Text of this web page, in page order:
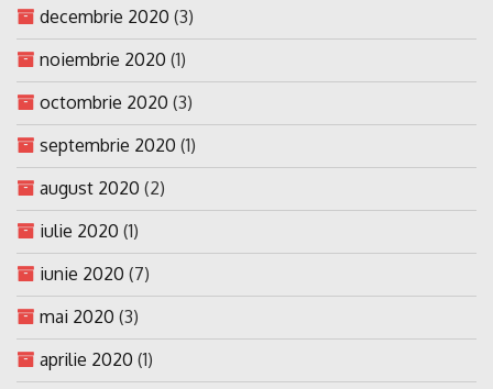
decembrie 2020 (3)
noiembrie 2020 (1)
octombrie 2020 (3)
septembrie 2020 (1)
august 2020 (2)
iulie 2020 (1)
iunie 2020 (7)
mai 2020 (3)
aprilie 2020 (1)